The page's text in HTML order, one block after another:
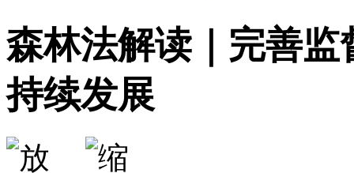
森林法解读｜完善
持续发展